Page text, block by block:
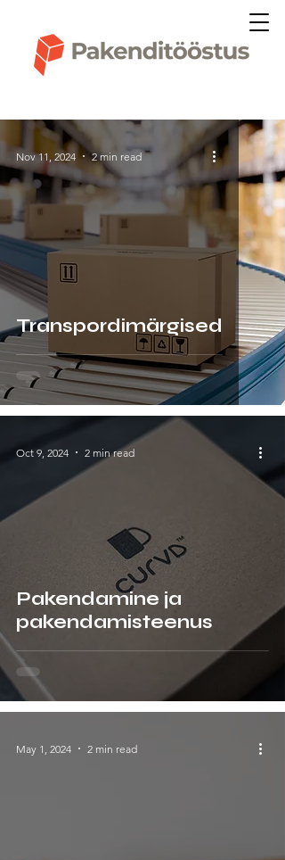
Transpordimärgised
Nov 11, 2024 2 min read
Pakendamine ja
pakendamisteenus
Oct 9, 2024 2 min read
May 1, 2024 2 min read